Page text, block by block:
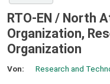
RTO-EN / North
Organization,
Organization
Von: Research and